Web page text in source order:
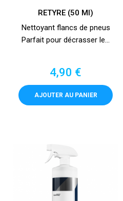
RETYRE (50 Ml)
Nettoyant flancs de pneus
Parfait pour décrasser le...
Prix
4,90 €
AJOUTER AU PANIER